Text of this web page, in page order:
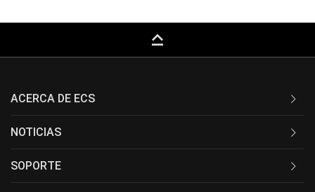
keyboard_capslock
ACERCA DE ECS
NOTICIAS
SOPORTE